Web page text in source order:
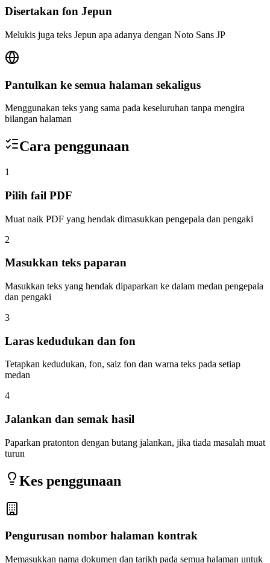
Disertakan fon Jepun
Melukis juga teks Jepun apa adanya dengan Noto Sans JP
Pantulkan ke semua halaman sekaligus
Menggunakan teks yang sama pada keseluruhan tanpa mengira
bilangan halaman
Cara penggunaan
1
Pilih fail PDF
Muat naik PDF yang hendak dimasukkan pengepala dan pengaki
2
Masukkan teks paparan
Masukkan teks yang hendak dipaparkan ke dalam medan pengepala
dan pengaki
3
Laras kedudukan dan fon
Tetapkan kedudukan, fon, saiz fon dan warna teks pada setiap
medan
4
Jalankan dan semak hasil
Paparkan pratonton dengan butang jalankan, jika tiada masalah muat
turun
Kes penggunaan
Pengurusan nombor halaman kontrak
Memasukkan nama dokumen dan tarikh pada semua halaman untuk